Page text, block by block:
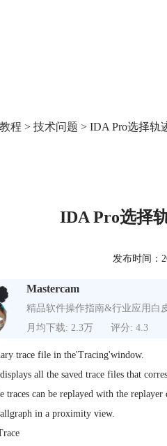
程 > 技术问题 > IDA Pro选择轨
IDA Pro选择
发布时间：
Mastercam
精品软件操作指南&行业应用白
月均下载: 2.3万
评分: 4.3
trace file in the'Tracing'window.
all the saved trace files that
traces can be replayed with the
in a proximity view.